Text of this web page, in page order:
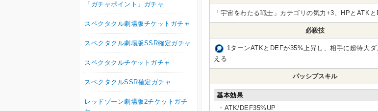
「宇宙をわたる戦士」カテゴリの気力+3、HPとATK
必殺技
1ターンATKとDEFが35%上昇し、相手に超特大
える
パッシブスキル
基本効果
・ATK/DEF35%UP
「ガチャポイント」ガチャ
スペクタクル劇場版チケットガチャ
スペクタクル劇場版SSR確定ガチャ
スペクタクルチケットガチャ
スペクタクルSSR確定ガチャ
レッドゾーン劇場版2チケットガチ